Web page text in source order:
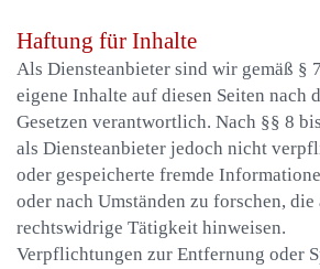
Haftung für Inhalte
Als Diensteanbieter sind wir gemäß §
eigene Inhalte auf diesen Seiten nach
Gesetzen verantwortlich. Nach §§ 8
als Diensteanbieter jedoch nicht
oder gespeicherte fremde
oder nach Umständen zu forschen, die
rechtswidrige Tätigkeit hinweisen.
Verpflichtungen zur Entfernung oder